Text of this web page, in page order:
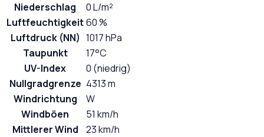
Niederschlag
0 L/m²
Luftfeuchtigkeit60 %
Luftdruck (NN) 1017 hPa
Taupunkt
17°C
UV-Index
0 (niedrig)
Nullgradgrenze 4313 m
Windrichtung
W
Windböen
51 km/h
Mittlerer Wind
23 km/h